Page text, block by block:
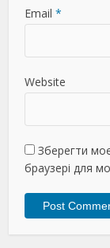
Email *
Website
Зберегти
браузері для